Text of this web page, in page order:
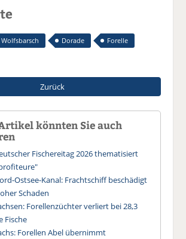
Wolfsbarsch Dorade Forelle
Zurück
könnten Sie auch
Fischereitag 2026 thematisiert
Ostsee-Kanal: Frachtschiff beschädigt
Schaden
Forellenzüchter verliert bei 28,3
Fische
Forellen Abel übernimmt